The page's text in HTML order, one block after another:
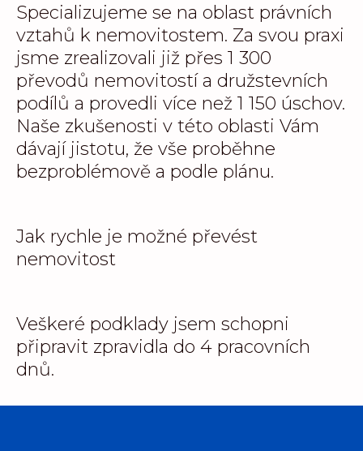
Specializujeme se na oblast právních
vztahů k nemovitostem. Za svou praxi
jsme zrealizovali již přes 1 300
převodů nemovitostí a družstevních
podílů a provedli více než 1 150 úschov.
Naše zkušenosti v této oblasti Vám
dávají jistotu, že vše proběhne
bezproblémově a podle plánu.
Jak rychle je možné převést
nemovitost
Veškeré podklady jsem schopni
připravit zpravidla do 4 pracovních
dnů.